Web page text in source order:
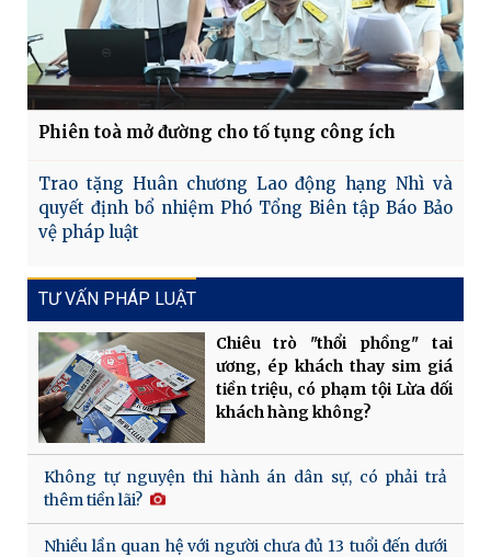
Phiên toà mở đường cho tố tụng công ích
Trao tặng Huân chương Lao động hạng Nhì và
quyết định bổ nhiệm Phó Tổng Biên tập Báo Bảo
vệ pháp luật
TƯ VẤN PHÁP LUẬT
Chiêu trò "thổi phồng" tai
ương, ép khách thay sim giá
tiền triệu, có phạm tội Lừa dối
khách hàng không?
Không tự nguyện thi hành án dân sự, có phải trả
thêm tiền lãi?
Nhiều lần quan hệ với người chưa đủ 13 tuổi đến dưới